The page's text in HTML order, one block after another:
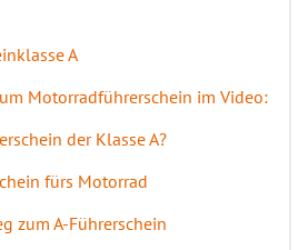
A
Motorradführerschein im Video:
der Klasse A?
fürs Motorrad
zum A-Führerschein